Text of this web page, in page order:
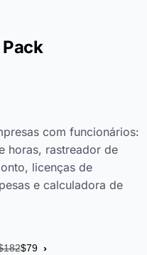
com funcionários:
horas, rastreador de
licenças de
e calculadora de
$79 ›